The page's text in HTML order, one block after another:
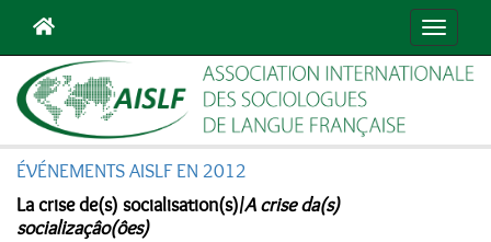
ÉVÉNEMENTS AISLF EN 2012
La crise de(s) socialisation(s)/A crise da(s)
socializaçâo(ôes)